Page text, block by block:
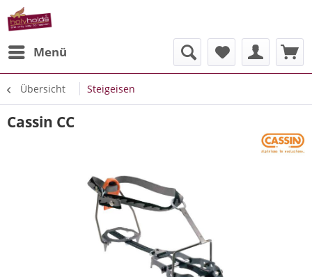
Menü
Übersicht Steigeisen
Cassin CC